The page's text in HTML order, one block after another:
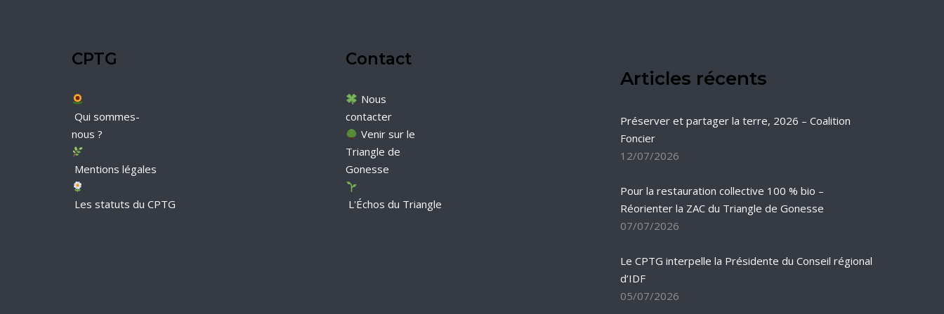
CPTG
Qui sommes-
nous ?
Mentions légales
Les statuts du CPTG
Contact
Nous
contacter
Venir sur le
Triangle de
Gonesse
L'Échos du Triangle
Articles récents
Préserver et partager la terre, 2026 – Coalition
Foncier
12/07/2026
Pour la restauration collective 100 % bio –
Réorienter la ZAC du Triangle de Gonesse
07/07/2026
Le CPTG interpelle la Présidente du Conseil régional
d’IDF
05/07/2026